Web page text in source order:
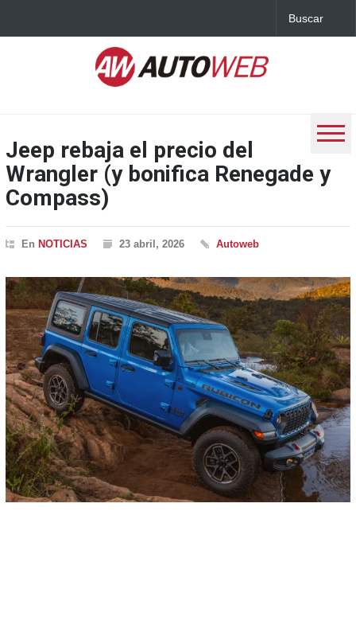
Jeep rebaja el precio del
Wrangler (y bonifica Renegade y
Compass)
En NOTICIAS 23 abril, 2026 Autoweb